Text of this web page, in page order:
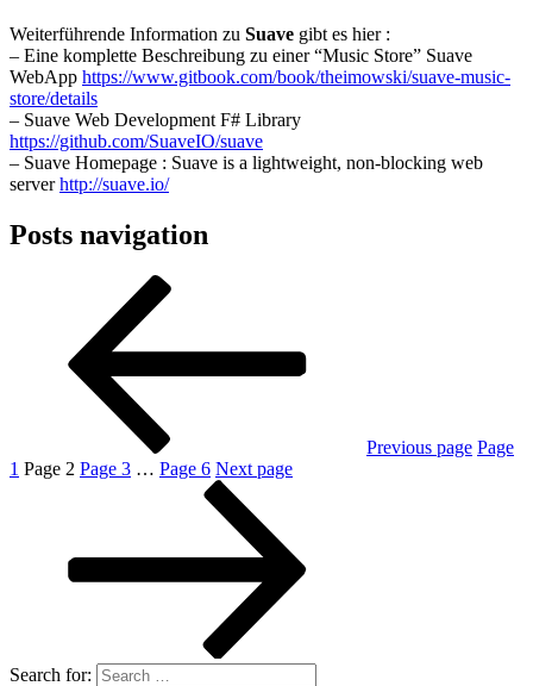
Weiterführende Information zu Suave gibt es hier :
– Eine komplette Beschreibung zu einer “Music Store” Suave
WebApp https://www.gitbook.com/book/theimowski/suave-music-
store/details
– Suave Web Development F# Library
https://github.com/SuaveIO/suave
– Suave Homepage : Suave is a lightweight, non-blocking web
serverhttp://suave.io/
Posts navigation
Previous page Page
1 Page 2 Page 3 … Page 6 Next page
Search for: